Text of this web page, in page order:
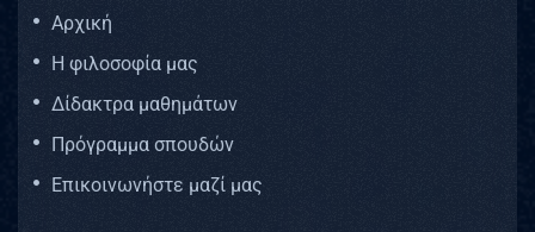
Αρχική
Η φιλοσοφία μας
Δίδακτρα μαθημάτων
Πρόγραμμα σπουδών
Επικοινωνήστε μαζί μας